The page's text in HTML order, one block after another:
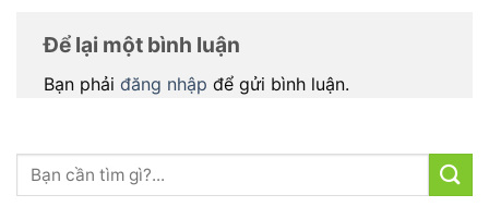
Để lại một bình luận
Bạn phải đăng nhập để gửi bình luận.